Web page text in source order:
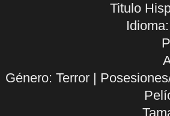
Titulo
Idioma:
Género: Terror |